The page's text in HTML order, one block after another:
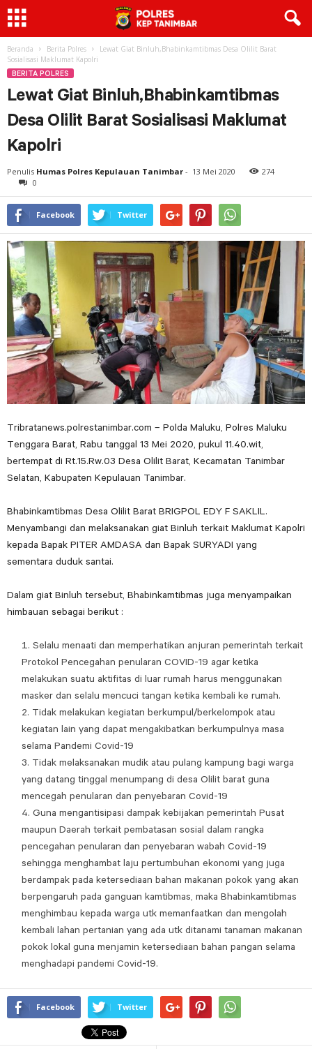
Beranda Berita Polres
Lewat Giat Binluh,Bhabinkamtibmas Desa Olilit Barat
Sosialisasi Maklumat Kapolri
BERITA POLRES
Lewat Giat Binluh,Bhabinkamtibmas
Desa Olilit Barat Sosialisasi Maklumat
Kapolri
Penulis Humas Polres Kepulauan Tanimbar - 13 Mei 2020
274
0
Facebook Twitter
Tribratanews.polrestanimbar.com – Polda Maluku, Polres Maluku
Tenggara Barat, Rabu tanggal 13 Mei 2020, pukul 11.40.wit,
bertempat di Rt.15.Rw.03 Desa Olilit Barat, Kecamatan Tanimbar
Selatan, Kabupaten Kepulauan Tanimbar.
Bhabinkamtibmas Desa Olilit Barat BRIGPOL EDY F SAKLIL.
Menyambangi dan melaksanakan giat Binluh terkait Maklumat Kapolri
kepada Bapak PITER AMDASA dan Bapak SURYADI yang
sementara duduk santai.
Dalam giat Binluh tersebut, Bhabinkamtibmas juga menyampaikan
himbauan sebagai berikut :
Selalu menaati dan memperhatikan anjuran pemerintah terkait
Protokol Pencegahan penularan COVID-19 agar ketika
melakukan suatu aktifitas di luar rumah harus menggunakan
masker dan selalu mencuci tangan ketika kembali ke rumah.
Tidak melakukan kegiatan berkumpul/berkelompok atau
kegiatan lain yang dapat mengakibatkan berkumpulnya masa
selama Pandemi Covid-19
Tidak melaksanakan mudik atau pulang kampung bagi warga
yang datang tinggal menumpang di desa Olilit barat guna
mencegah penularan dan penyebaran Covid-19
Guna mengantisipasi dampak kebijakan pemerintah Pusat
maupun Daerah terkait pembatasan sosial dalam rangka
pencegahan penularan dan penyebaran wabah Covid-19
sehingga menghambat laju pertumbuhan ekonomi yang juga
berdampak pada ketersediaan bahan makanan pokok yang akan
berpengaruh pada ganguan kamtibmas, maka Bhabinkamtibmas
menghimbau kepada warga utk memanfaatkan dan mengolah
kembali lahan pertanian yang ada utk ditanami tanaman makanan
pokok lokal guna menjamin ketersediaan bahan pangan selama
menghadapi pandemi Covid-19.
Facebook Twitter